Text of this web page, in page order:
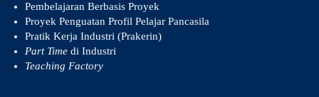
Pembelajaran Berbasis Proyek
Proyek Penguatan Profil Pelajar Pancasila
Pratik Kerja Industri (Prakerin)
Part Time di Industri
Teaching Factory